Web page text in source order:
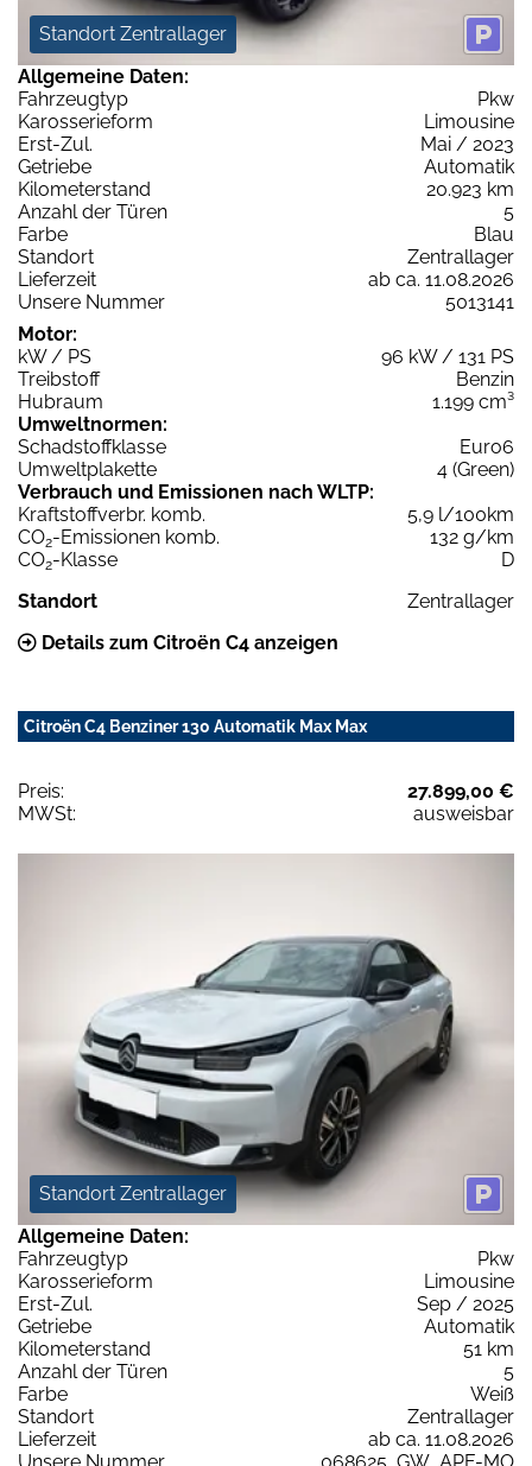
Standort Zentrallager
Allgemeine Daten:
Fahrzeugtyp
Pkw
Karosserieform
Limousine
Erst-Zul.
Mai / 2023
Getriebe
Automatik
Kilometerstand
20.923 km
Anzahl der Türen
5
Farbe
Blau
Standort
Zentrallager
Lieferzeit
ab ca. 11.08.2026
Unsere Nummer
5013141
Motor:
kW / PS
96 kW / 131 PS
Treibstoff
Benzin
Hubraum
1.199 cm³
Umweltnormen:
Schadstoffklasse
Euro6
Umweltplakette
4 (Green)
Verbrauch und Emissionen nach WLTP:
Kraftstoffverbr. komb.
5,9 l/100km
CO2-Emissionen komb.
132 g/km
CO2-Klasse
D
Standort
Zentrallager
Details zum Citroën C4 anzeigen
Citroën C4 Benziner 130 Automatik Max Max
Preis:
27.899,00 €
MWSt:
ausweisbar
Standort Zentrallager
Allgemeine Daten:
Fahrzeugtyp
Pkw
Karosserieform
Limousine
Erst-Zul.
Sep / 2025
Getriebe
Automatik
Kilometerstand
51 km
Anzahl der Türen
5
Farbe
Weiß
Standort
Zentrallager
Lieferzeit
ab ca. 11.08.2026